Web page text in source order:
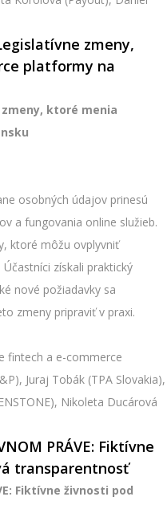
zmeny,
platformy na
zmeny, ktoré menia
osobných údajov prinesú
a fungovania online služieb.
ktoré môžu ovplyvniť
získali praktický
nové požiadavky sa
zmeny pripraviť v praxi.
fintech a e-commerce
Juraj Tobák (TPA Slovakia),
Nikoleta Ducárová
PRÁVE: Fiktívne
transparentnosť
Fiktívne živnosti pod